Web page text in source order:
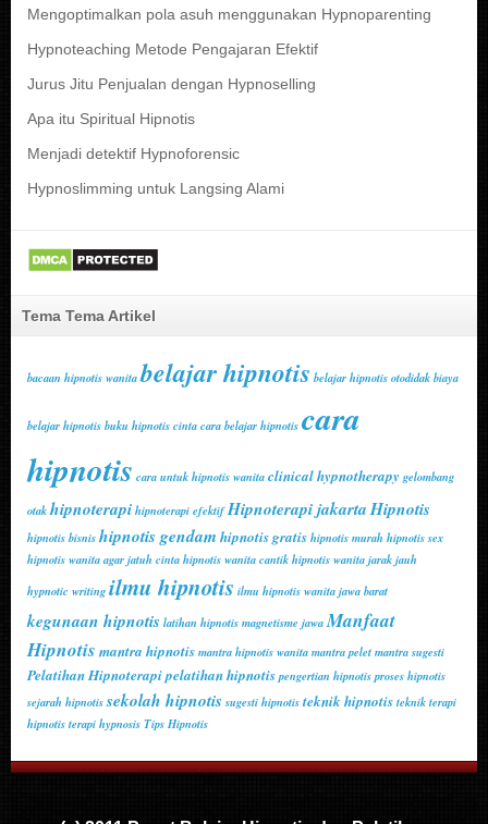
Mengoptimalkan pola asuh menggunakan Hypnoparenting
Hypnoteaching Metode Pengajaran Efektif
Jurus Jitu Penjualan dengan Hypnoselling
Apa itu Spiritual Hipnotis
Menjadi detektif Hypnoforensic
Hypnoslimming untuk Langsing Alami
Tema Tema Artikel
bacaan hipnotis wanita belajar hipnotis belajar hipnotis otodidak biaya
belajar hipnotis buku hipnotis cinta cara belajar hipnotis cara
hipnotis cara untuk hipnotis wanita clinical hypnotherapy gelombang
otak hipnoterapi hipnoterapi efektif Hipnoterapi jakartaHipnotis
hipnotis bisnis hipnotis gendam hipnotis gratis hipnotis murah hipnotis sex
hipnotis wanita agar jatuh cinta hipnotis wanita cantik hipnotis wanita jarak jauh
hypnotic writing ilmu hipnotis ilmu hipnotis wanita jawa barat
kegunaan hipnotis latihan hipnotis magnetisme jawa Manfaat
Hipnotis mantra hipnotis mantra hipnotis wanita mantra pelet mantra sugesti
Pelatihan Hipnoterapipelatihan hipnotis pengertian hipnotis proses hipnotis
sejarah hipnotis sekolah hipnotis sugesti hipnotis teknik hipnotis teknik terapi
hipnotis terapi hypnosis Tips Hipnotis